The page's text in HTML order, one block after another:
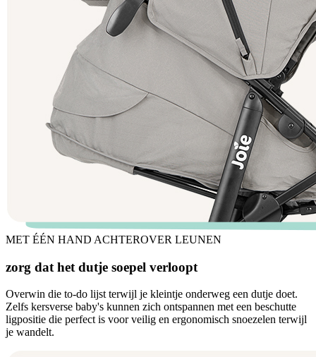
MET ÉÉN HAND ACHTEROVER LEUNEN
zorg dat het dutje soepel verloopt
Overwin die to-do lijst terwijl je kleintje onderweg een dutje doet.
Zelfs kersverse baby's kunnen zich ontspannen met een beschutte
ligpositie die perfect is voor veilig en ergonomisch snoezelen terwijl
je wandelt.